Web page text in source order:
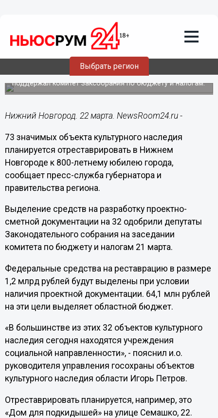
Выбрать регион
73 ОКН отреставрируют в Нижнем
Новгороде в 2020-2021 годах
Инициативу нижегородского правительства о выделении
средств на подготовку проектно-сметной документации
поддержал комитет Заксобрания по бюджету и налогам.
Нижний Новгород. 22 марта. NewsRoom24.ru -
73 значимых объекта культурного наследия
планируется отреставрировать в Нижнем
Новгороде к 800-летнему юбилею города,
сообщает пресс-служба губернатора и
правительства региона.
Выделение средств на разработку проектно-
сметной документации на 32 одобрили депутаты
Законодательного собрания на заседании
комитета по бюджету и налогам 21 марта.
Федеральные средства на реставрацию в размере
1,2 млрд рублей будут выделены при условии
наличия проектной документации. 64,1 млн рублей
на эти цели выделяет областной бюджет.
«В большинстве из этих 32 объектов культурного
наследия сегодня находятся учреждения
социальной направленности», - пояснил и.о.
руководителя управления госохраны объектов
культурного наследия области Игорь Петров.
Отреставрировать планируется, например, это
«Дом для подкидышей» на улице Семашко, 22.